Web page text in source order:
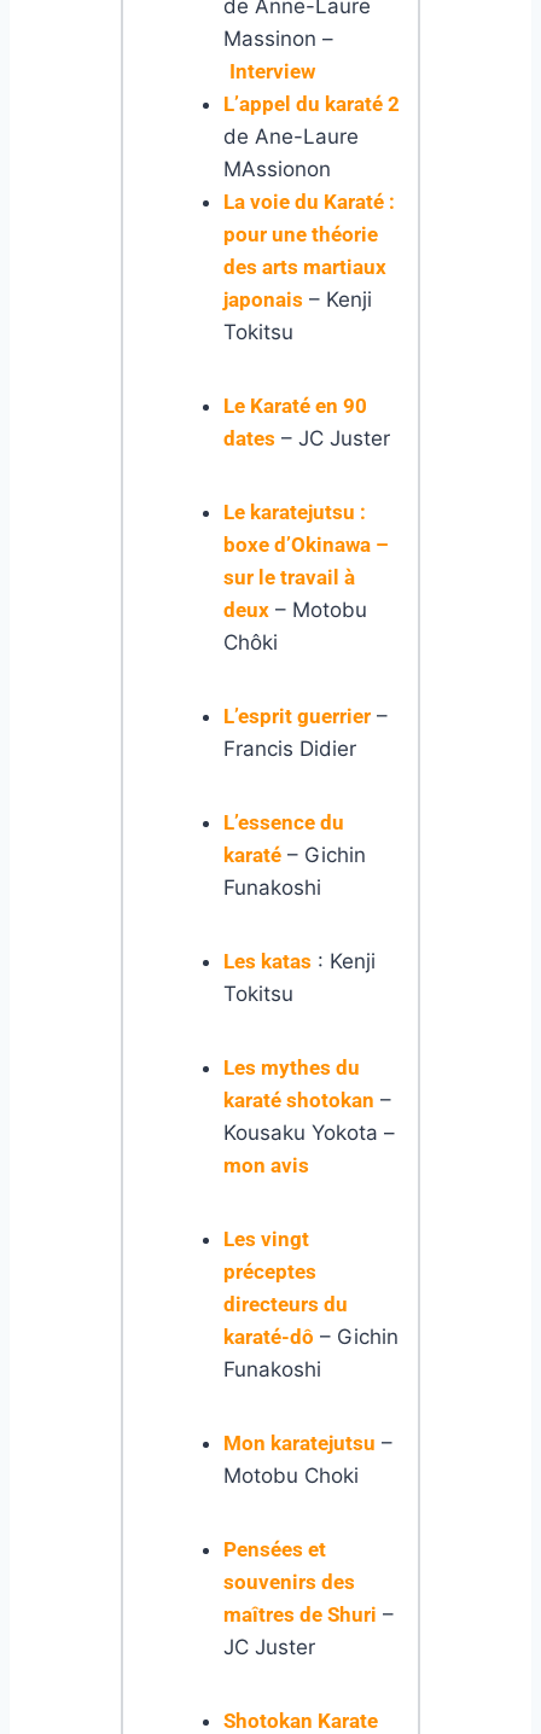
de Anne-Laure
Massinon –
Interview
L’appel du karaté 2
de Ane-Laure
MAssionon
La voie du Karaté :
pour une théorie
des arts martiaux
japonais – Kenji
Tokitsu
Le Karaté en 90
dates – JC Juster
Le karatejutsu :
boxe d’Okinawa –
sur le travail à
deux– Motobu
Chôki
L’esprit guerrier–
Francis Didier
L’essence du
karaté– Gichin
Funakoshi
Les katas : Kenji
Tokitsu
Les mythes du
karaté shotokan –
Kousaku Yokota –
mon avis
Les vingt
préceptes
directeurs du
karaté-dô – Gichin
Funakoshi
Mon karatejutsu –
Motobu Choki
Pensées et
souvenirs des
maîtres de Shuri –
JC Juster
Shotokan Karate